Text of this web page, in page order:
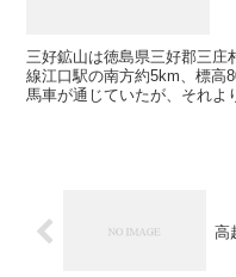
三好鉱山は徳島県三好郡三庄
線江口駅の南方約5km、標高
馬車が通じていたが、それよ
高